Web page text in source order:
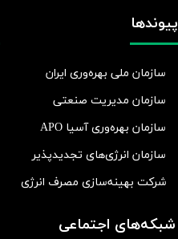
پیوندها
سازمان ملی بهره‌وری ایران
سازمان مدیریت صنعتی
سازمان بهره‌وری آسیا APO
سازمان انرژی‌های تجدیدپذیر
شرکت بهينه‌سازی مصرف انرژی
شبکه‌های اجتماعی